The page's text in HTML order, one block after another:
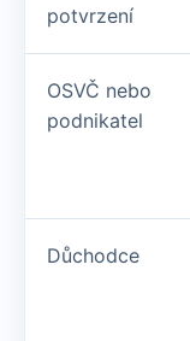
potvrzení
OSVČ nebo
podnikatel
Důchodce